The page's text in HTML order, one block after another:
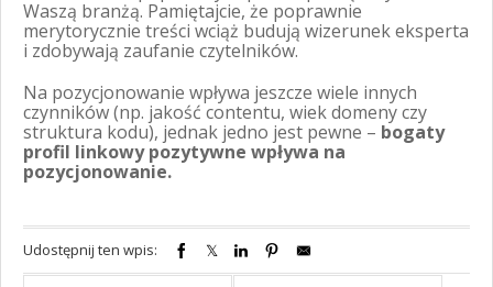
Waszą branżą. Pamiętajcie, że poprawnie
merytorycznie treści wciąż budują wizerunek eksperta
i zdobywają zaufanie czytelników.
Na pozycjonowanie wpływa jeszcze wiele innych
czynników (np. jakość contentu, wiek domeny czy
struktura kodu), jednak jedno jest pewne – bogaty
profil linkowy pozytywne wpływa na
pozycjonowanie.
Udostępnij ten wpis: